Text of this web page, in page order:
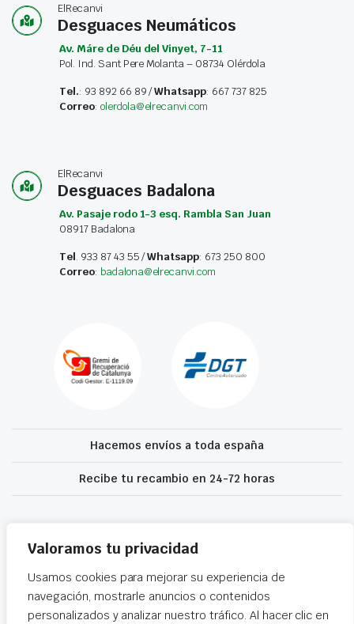
Valoramos tu privacidad
Usamos cookies para mejorar su experiencia de
navegación, mostrarle anuncios o contenidos
personalizados y analizar nuestro tráfico. Al hacer clic en
ElRecanvi
Desguaces Neumáticos
Av. Máre de Déu del Vinyet, 7-11
Pol. Ind. Sant Pere Molanta – 08734 Olérdola
Tel.: 93 892 66 89 /Whatsapp: 667 737 825
Correo: olerdola@elrecanvi.com
ElRecanvi
Desguaces Badalona
Av. Pasaje rodo 1-3 esq. Rambla San Juan
08917 Badalona
Tel. 933 87 43 55 /Whatsapp: 673 250 800
Correo: badalona@elrecanvi.com
Hacemos envíos a toda españa
Recibe tu recambio en 24-72 horas
accesibilidad